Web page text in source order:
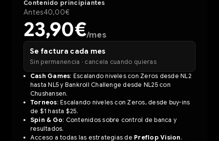
Contenido principiantes
Antes40,00€
23,90€/mes
Se factura cada mes
Sin permanencia · cancela cuando quieras
Cash Games: Escalando niveles con Zeros desde NL2
hasta NL5 y Bankroll Challenge desde NL25 con
Chushansen.
Torneos: Escalando niveles con Zeros, desde buy-ins
de $1 hasta $25.
Spin & Go: Contenidos sobre control de banca y
resultados.
Acceso a todas las estrategias de Preflop Vision .